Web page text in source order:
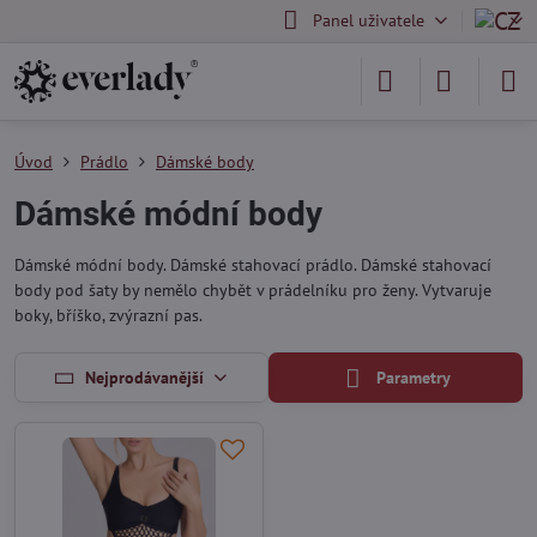
Panel uživatele
Úvod Prádlo Dámské body
Dámské módní body
Dámské módní body. Dámské stahovací prádlo. Dámské stahovací
body pod šaty by nemělo chybět v prádelníku pro ženy. Vytvaruje
boky, bříško, zvýrazní pas.
Nejprodávanější Parametry